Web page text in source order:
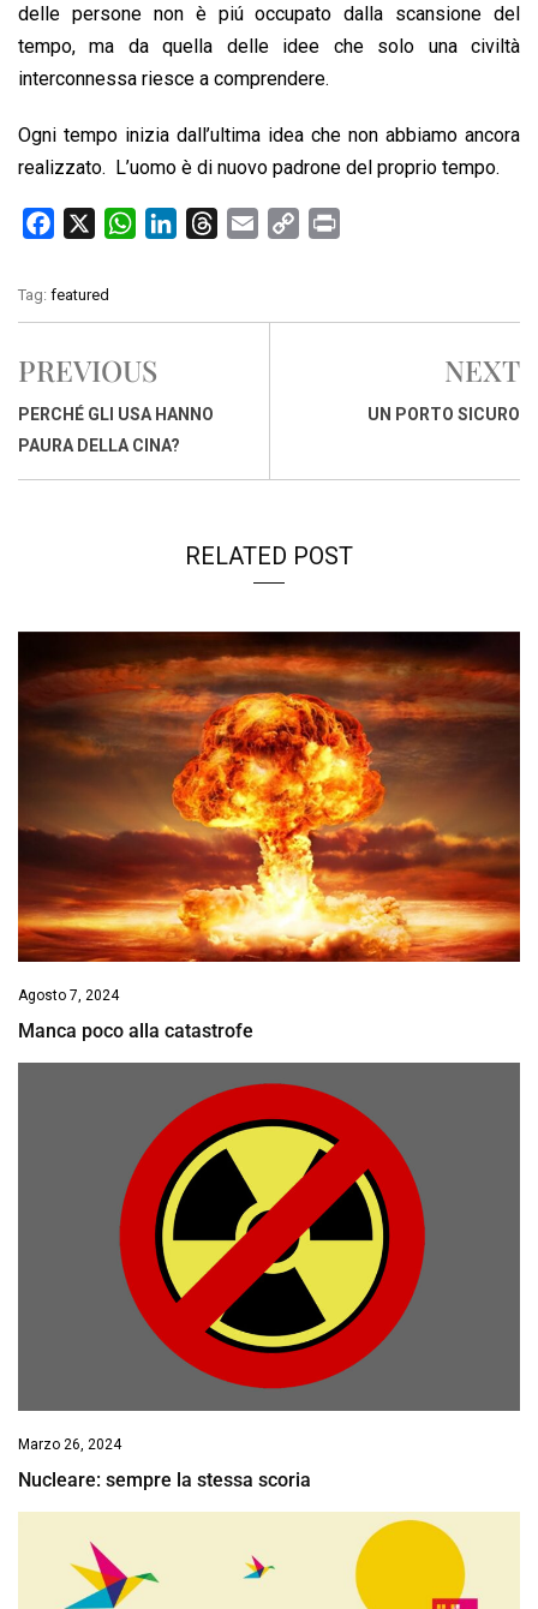
delle persone non è piú occupato dalla scansione del
tempo, ma da quella delle idee che solo una civiltà
interconnessa riesce a comprendere.
Ogni tempo inizia dall’ultima idea che non abbiamo ancora
realizzato. L’uomo è di nuovo padrone del proprio tempo.
c
o
o
k
W
A
p
p
I
n
Tag: featured
PREVIOUS
PERCHÉ GLI USA HANNO
PAURA DELLA CINA?
NEXT
UN PORTO SICURO
RELATED POST
Agosto 7, 2024
Manca poco alla catastrofe
Marzo 26, 2024
Nucleare: sempre la stessa scoria